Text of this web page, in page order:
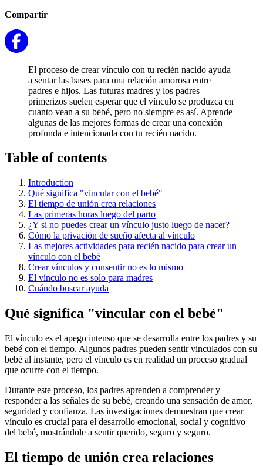
Compartir
El proceso de crear vínculo con tu recién nacido ayuda
a sentar las bases para una relación amorosa entre
padres e hijos. Las futuras madres y los padres
primerizos suelen esperar que el vínculo se produzca en
cuanto vean a su bebé, pero no siempre es así. Aprende
algunas de las mejores formas de crear una conexión
profunda e intencionada con tu recién nacido.
Table of contents
Introduction
Qué significa "vincular con el bebé"
El tiempo de unión crea relaciones
Las primeras horas luego del parto
¿Y si no puedes crear un vínculo justo luego de nacer?
Cómo la privación de sueño afecta al vínculo
Las mejores actividades para recién nacido para crear un
vínculo con el bebé
Crear vínculos y consentir no es lo mismo
El vínculo no es solo para madres
Cuándo buscar ayuda
Qué significa "vincular con el bebé"
El vínculo es el apego intenso que se desarrolla entre los padres y su
bebé con el tiempo. Algunos padres pueden sentir vinculados con su
bebé al instante, pero el vínculo es en realidad un proceso gradual
que ocurre con el tiempo.
Durante este proceso, los padres aprenden a comprender y
responder a las señales de su bebé, creando una sensación de amor,
seguridad y confianza. Las investigaciones demuestran que crear
vínculo es crucial para el desarrollo emocional, social y cognitivo
del bebé, mostrándole a sentir querido, seguro y seguro.
El tiempo de unión crea relaciones